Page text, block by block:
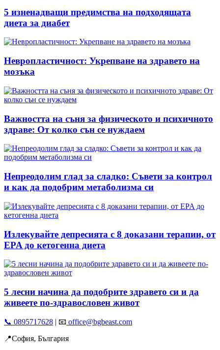
5 изненадващи предимства на подходящата
диета за диабет
Невропластичност: Укрепване на здравето на
мозъка
Важността на съня за физическото и психичното
здраве: От колко сън се нуждаем
Непреодолим глад за сладко: Съвети за контрол
и как да подобрим метаболизма си
Излекувайте депресията с 8 доказани терапии, от
EPA до кетогенна диета
5 лесни начина да подобрите здравето си и да
живеете по-здравословен живот
📞 0895717628 | 📧 office@bgbeast.com
📍София, България